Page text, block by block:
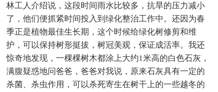
林工人介绍说，这段时间雨水比较多，抗旱的压力减小
了，他们便抓紧时间投入到绿化整治工作中。还因为春
季正是植物最佳生长期，这个时候给绿化树修剪和维
护，可以保持树形挺拔，树冠美观，保证成活率。我还
惊奇地发现，一棵棵树木都涂上大约1米高的白色石灰，
满腹疑惑地问爸爸，爸爸对我说，原来石灰具有一定的
杀菌、杀虫作用，可以杀死寄生在树干上的一些越冬的